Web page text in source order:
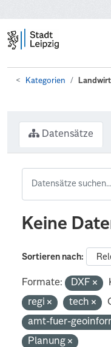
Kategorien
Datensätze
Keine
Sortieren nach
Formate: DXF
regi
tech
amt-fuer-
Planung